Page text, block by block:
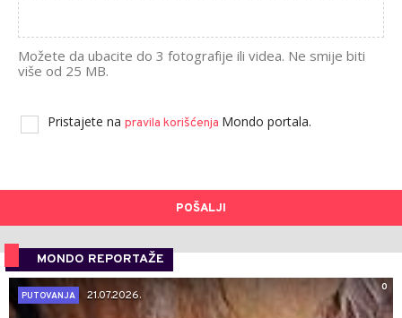
Možete da ubacite do 3 fotografije ili videa. Ne smije biti
više od 25 MB.
Pristajete na pravila korišćenja Mondo portala.
POŠALJI
MONDO REPORTAŽE
0
PUTOVANJA
21.07.2026.